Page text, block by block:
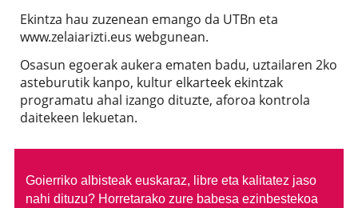
Ekintza hau zuzenean emango da UTBn eta
www.zelaiarizti.eus webgunean.
Osasun egoerak aukera ematen badu, uztailaren 2ko
asteburutik kanpo, kultur elkarteek ekintzak
programatu ahal izango dituzte, aforoa kontrola
daitekeen lekuetan.
Goierriko albisteak euskaraz, libre eta kalitatez jaso
nahi dituzu? Horretarako zure babesa ezinbestekoa